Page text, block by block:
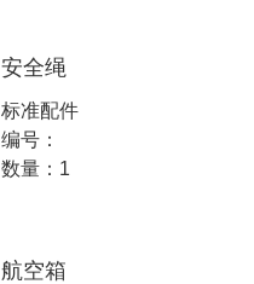
安全绳
标准配件
编号：
数量：1
航空箱